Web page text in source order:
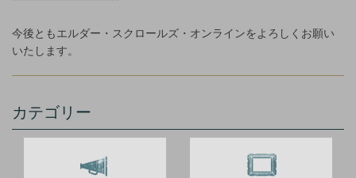
今後ともエルダー・スクロールズ・オンラインをよろしくお願い
いたします。
カテゴリー